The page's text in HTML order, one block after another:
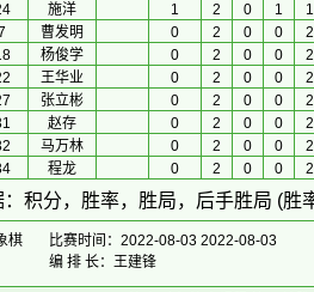
施洋 1 2 0 1
1
曹发明 0 2 0 0
2
杨俊学 0 2 0 0
2
王华业 0 2 0 0
2
张立彬 0 2 0 0
2
赵存 0 2 0 0
2
马万林 0 2 0 0
2
程龙 0 2 0 0 2
积分，胜率，胜局，后手胜局 (胜
棋
比赛时间：2022-08-03 2022-08-03
编 排 长：王建锋